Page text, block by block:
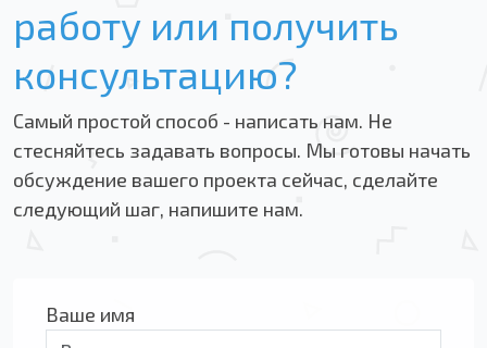
работу или получить
консультацию?
Самый простой способ - написать нам. Не
стесняйтесь задавать вопросы. Мы готовы начать
обсуждение вашего проекта сейчас, сделайте
следующий шаг, напишите нам.
Ваше имя